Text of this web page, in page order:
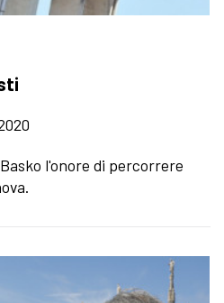
l'onore di percorrere